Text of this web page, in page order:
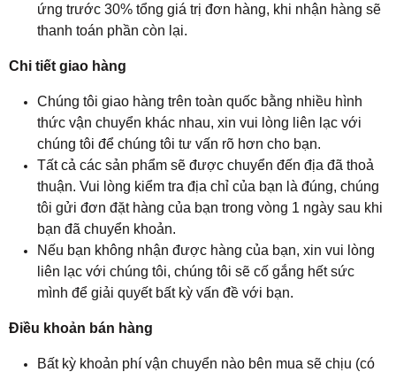
ứng trước 30% tổng giá trị đơn hàng, khi nhận hàng sẽ
thanh toán phần còn lại.
Chi tiết giao hàng
Chúng tôi giao hàng trên toàn quốc bằng nhiều hình
thức vận chuyển khác nhau, xin vui lòng liên lạc với
chúng tôi để chúng tôi tư vấn rõ hơn cho bạn.
Tất cả các sản phẩm sẽ được chuyển đến địa đã thoả
thuận. Vui lòng kiểm tra địa chỉ của bạn là đúng, chúng
tôi gửi đơn đặt hàng của bạn trong vòng 1 ngày sau khi
bạn đã chuyển khoản.
Nếu bạn không nhận được hàng của bạn, xin vui lòng
liên lạc với chúng tôi, chúng tôi sẽ cố gắng hết sức
mình để giải quyết bất kỳ vấn đề với bạn.
Điều khoản bán hàng
Bất kỳ khoản phí vận chuyển nào bên mua sẽ chịu (có